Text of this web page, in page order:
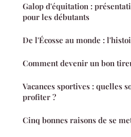
Galop d'équitation :
pour les débutants
De l'Écosse au monde :
Comment devenir un bon
Vacances sportives : quelles
profiter ?
Cinq bonnes raisons de se